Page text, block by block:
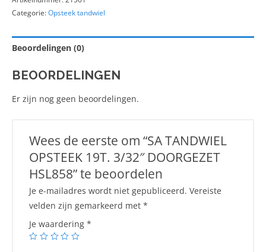
Categorie:Opsteek tandwiel
Beoordelingen (0)
BEOORDELINGEN
Er zijn nog geen beoordelingen.
Wees de eerste om “SA TANDWIEL
OPSTEEK 19T. 3/32″ DOORGEZET
HSL858” te beoordelen
Je e-mailadres wordt niet gepubliceerd. Vereiste
velden zijn gemarkeerd met*
Je waardering*